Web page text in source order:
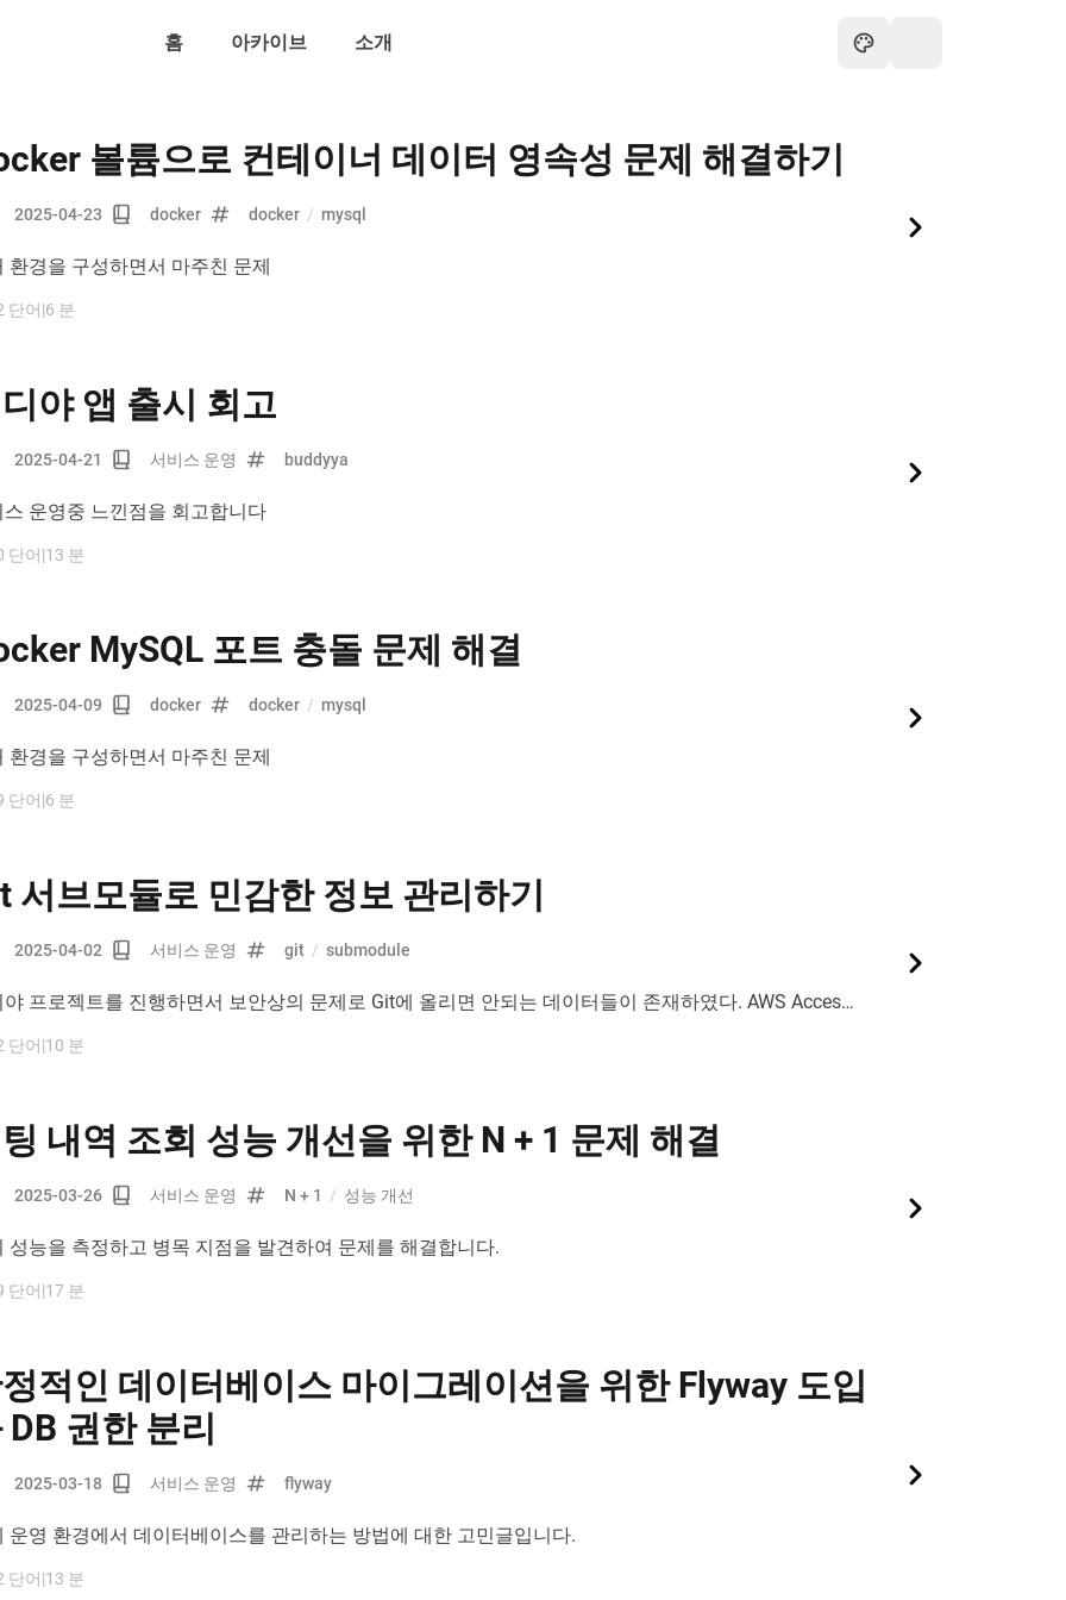
홈 아카이브 소개
볼륨으로 컨테이너 데이터 영속성 문제 해결하기
2025-04-23 docker docker / mysql
환경을 구성하면서 마주친 문제
단어|6 분
야 앱 출시 회고
2025-04-21 서비스 운영 buddyya
스 운영중 느낀점을 회고합니다
단어|13 분
MySQL 포트 충돌 문제 해결
2025-04-09 docker docker / mysql
환경을 구성하면서 마주친 문제
단어|6 분
서브모듈로 민감한 정보 관리하기
2025-04-02 서비스 운영 git / submodule
프로젝트를 진행하면서 보안상의 문제로 Git에 올리면 안되는 데이터들이 존재하였다. AWS Access
지하여 올리지 못하도록 막아 이미 환경 변수로 설정하였다.
단어|10 분
내역 조회 성능 개선을 위한 N + 1 문제 해결
2025-03-26 서비스 운영 N + 1 / 성능 개선
성능을 측정하고 병목 지점을 발견하여 문제를 해결합니다.
단어|17 분
적인 데이터베이스 마이그레이션을 위한 Flyway 도입
DB 권한 분리
2025-03-18 서비스 운영 flyway
운영 환경에서 데이터베이스를 관리하는 방법에 대한 고민글입니다.
단어|13 분